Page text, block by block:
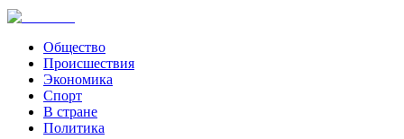
Общество
Происшествия
Экономика
Спорт
В стране
Политика